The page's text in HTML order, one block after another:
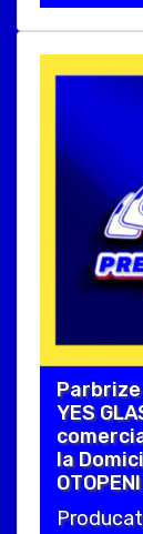
Parbrize
YES
la